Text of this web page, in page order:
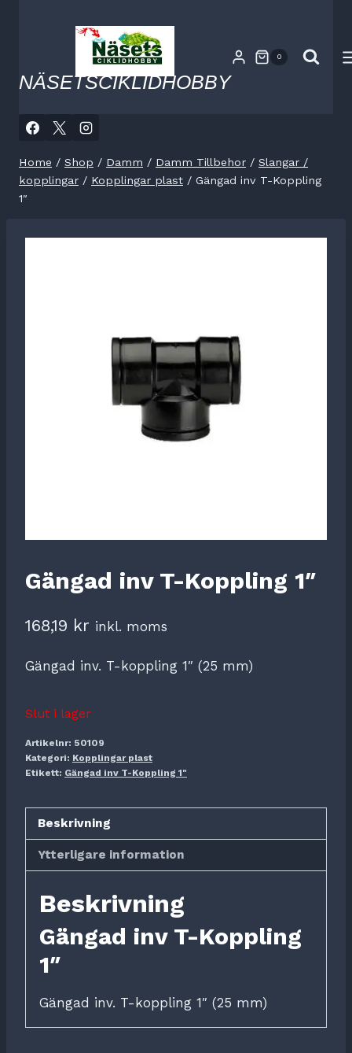
NÄSETSCIKLIDHOBBY
0
Home / Shop / Damm / Damm Tillbehor / Slangar /
kopplingar / Kopplingar plast / Gängad inv T-Koppling
1″
Gängad inv T-Koppling 1″
168,19 kr inkl. moms
Gängad inv. T-koppling 1″ (25 mm)
Slut i lager
Artikelnr: 50109
Kategori: Kopplingar plast
Etikett: Gängad inv T-Koppling 1"
Beskrivning
Ytterligare information
Beskrivning
Gängad inv T-Koppling
1″
Gängad inv. T-koppling 1″ (25 mm)